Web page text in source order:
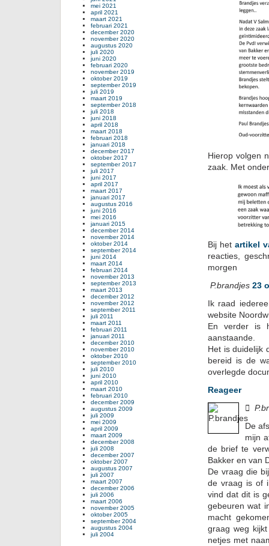
Hierop volgen
zaak. Met
Bij hetartikel
reacties,
morgen
P.brandjes 23
Ik raad
website
En verder is
aanstaande.
Het is duidelijk
bereid is de
overlegde
Reageer

De
mijn
de brief te
Bakker en van
De vraag die
de vraag is of
vind dat dit is
gebeuren wat
macht
graag weg
netjes met
mei 2021
april 2021
maart 2021
februari 2021
december 2020
november 2020
augustus 2020
juli 2020
juni 2020
februari 2020
november 2019
oktober 2019
september 2019
juli 2019
maart 2019
september 2018
juli 2018
juni 2018
april 2018
maart 2018
februari 2018
januari 2018
december 2017
oktober 2017
september 2017
juli 2017
juni 2017
april 2017
maart 2017
januari 2017
augustus 2016
juni 2016
mei 2016
januari 2015
december 2014
november 2014
oktober 2014
september 2014
juni 2014
maart 2014
februari 2014
november 2013
september 2013
maart 2013
december 2012
november 2012
september 2011
juli 2011
maart 2011
februari 2011
januari 2011
december 2010
november 2010
oktober 2010
september 2010
juli 2010
juni 2010
april 2010
maart 2010
februari 2010
december 2009
augustus 2009
juli 2009
mei 2009
april 2009
maart 2009
december 2008
juli 2008
december 2007
oktober 2007
augustus 2007
juli 2007
maart 2007
december 2006
juli 2006
maart 2006
november 2005
oktober 2005
september 2004
augustus 2004
juli 2004